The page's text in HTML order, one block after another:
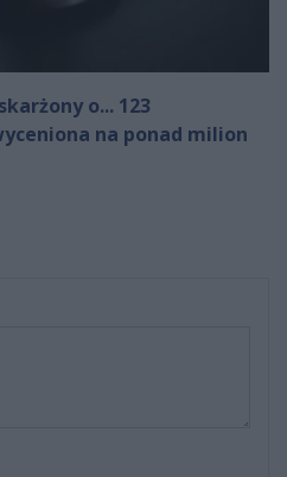
o... 123
na ponad milion